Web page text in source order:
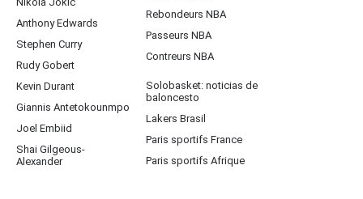
Anthony Edwards
Stephen Curry
Rudy Gobert
Kevin Durant
Giannis Antetokounmpo
Joel Embiid
Shai Gilgeous-
Alexander
Rebondeurs NBA
Passeurs NBA
Contreurs NBA
Solobasket: noticias de
baloncesto
Lakers Brasil
Paris sportifs France
Paris sportifs Afrique